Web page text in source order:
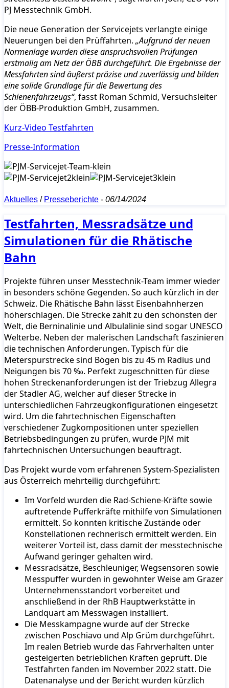
PJ Messtechnik GmbH.
Die neue Generation der Servicejets verlangte einige
Neuerungen bei den Prüffahrten. „Aufgrund der neuen
Normenlage wurden diese anspruchsvollen Prüfungen
erstmalig am Netz der ÖBB durchgeführt. Die Ergebnisse der
Messfahrten sind äußerst präzise und zuverlässig und bilden
eine solide Grundlage für die Bewertung des
Schienenfahrzeugs“, fasst Roman Schmid, Versuchsleiter
der ÖBB-Produktion GmbH, zusammen.
Kurz-Video Testfahrten
Presse-Information
Aktuelles / Presseberichte - 06/14/2024
Testfahrten, Messradsätze und
Simulationen für die Rhätische
Bahn
Projekte führen unser Messtechnik-Team immer wieder
in besonders schöne Gegenden. So auch kürzlich in der
Schweiz. Die Rhätische Bahn lässt Eisenbahnherzen
höherschlagen. Die Strecke zählt zu den schönsten der
Welt, die Berninalinie und Albulalinie sind sogar UNESCO
Welterbe. Neben der malerischen Landschaft faszinieren
die technischen Anforderungen. Typisch für die
Meterspurstrecke sind Bögen bis zu 45 m Radius und
Neigungen bis 70 ‰. Perfekt zugeschnitten für diese
hohen Streckenanforderungen ist der Triebzug Allegra
der Stadler AG, welcher auf dieser Strecke in
unterschiedlichen Fahrzeugkonfigurationen eingesetzt
wird. Um die fahrtechnischen Eigenschaften
verschiedener Zugkompositionen unter speziellen
Betriebsbedingungen zu prüfen, wurde PJM mit
fahrtechnischen Untersuchungen beauftragt.
Das Projekt wurde vom erfahrenen System-Spezialisten
aus Österreich mehrteilig durchgeführt:
Im Vorfeld wurden die Rad-Schiene-Kräfte sowie
auftretende Pufferkräfte mithilfe von Simulationen
ermittelt. So konnten kritische Zustände oder
Konstellationen rechnerisch ermittelt werden. Ein
weiterer Vorteil ist, dass damit der messtechnische
Aufwand geringer gehalten wird.
Messradsätze, Beschleuniger, Wegsensoren sowie
Messpuffer wurden in gewohnter Weise am Grazer
Unternehmensstandort vorbereitet und
anschließend in der RhB Hauptwerkstätte in
Landquart am Messwagen installiert.
Die Messkampagne wurde auf der Strecke
zwischen Poschiavo und Alp Grüm durchgeführt.
Im realen Betrieb wurde das Fahrverhalten unter
gesteigerten betrieblichen Kräften geprüft. Die
Testfahrten fanden im November 2022 statt. Die
Datenanalyse und der Bericht wurden kürzlich